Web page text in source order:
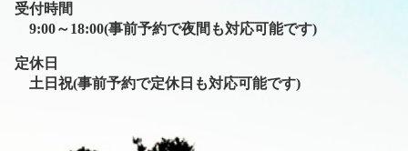
受付時間
9:00～18:00(事前予約で夜間も対応可能です)
定休日
土日祝(事前予約で定休日も対応可能です)